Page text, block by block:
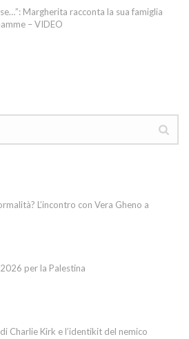
Margherita racconta la sua famiglia
– VIDEO
L’incontro con Vera Gheno a
2026 per la Palestina
di Charlie Kirk e l’identikit del nemico